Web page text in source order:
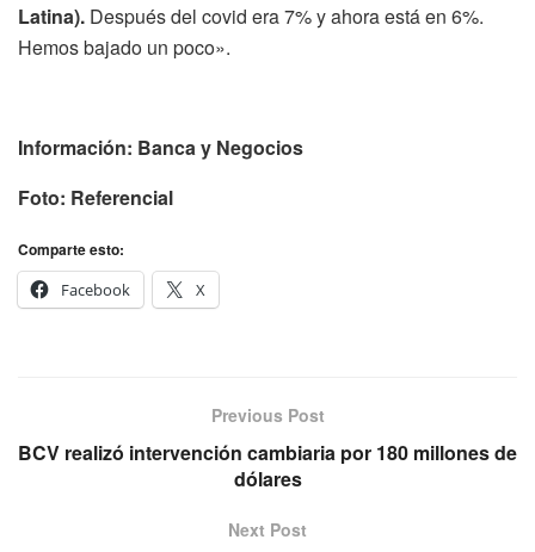
Latina). Después del covid era 7% y ahora está en 6%.
Hemos bajado un poco».
Información: Banca y Negocios
Foto: Referencial
Comparte esto:
Facebook
X
Previous Post
BCV realizó intervención cambiaria por 180 millones de
dólares
Next Post